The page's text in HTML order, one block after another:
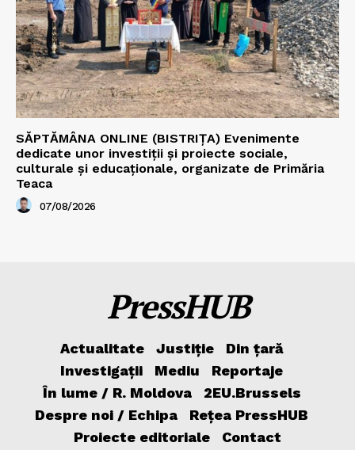
SĂPTĂMÂNA ONLINE (BISTRIȚA) Evenimente
dedicate unor investiții și proiecte sociale,
culturale și educaționale, organizate de Primăria
Teaca
07/08/2026
PressHUB
Actualitate Justiție
Din țară
Investigații
Mediu
Reportaje
În lume / R. Moldova
2EU.Brussels
Despre noi / Echipa
Rețea PressHUB
Proiecte editoriale
Contact